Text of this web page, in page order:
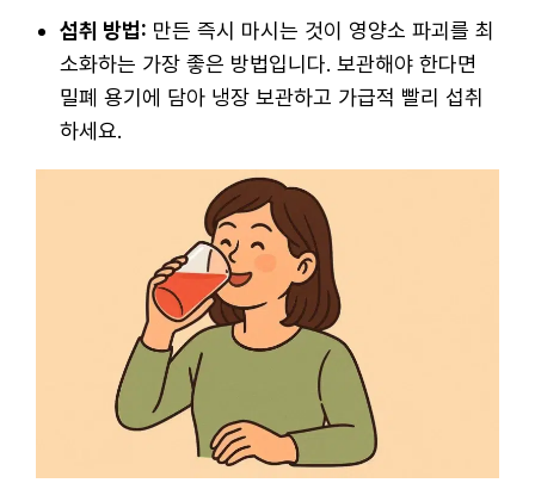
섭취 방법: 만든 즉시 마시는 것이 영양소 파괴를 최
소화하는 가장 좋은 방법입니다. 보관해야 한다면
밀폐 용기에 담아 냉장 보관하고 가급적 빨리 섭취
하세요.